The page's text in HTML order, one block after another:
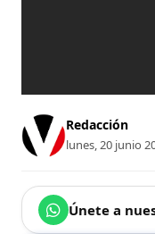
Redacción
lunes, 20 junio
Únete a